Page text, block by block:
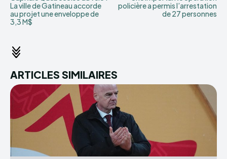
La ville de Gatineau accorde
au projet une enveloppe de
3,3 M$
policière a permis l’arrestation
de 27 personnes
ARTICLES SIMILAIRES